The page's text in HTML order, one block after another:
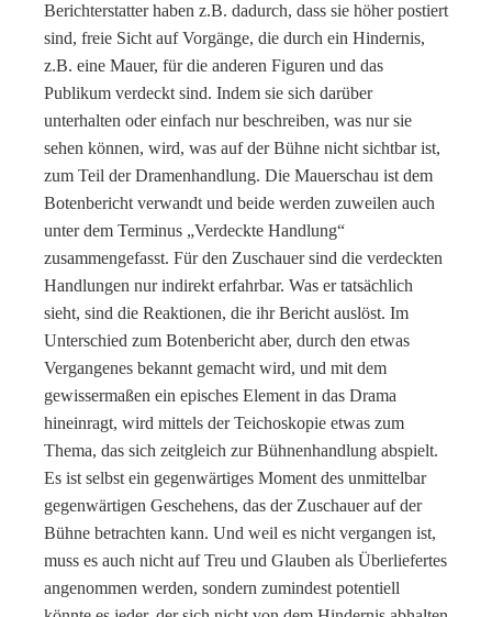
Berichterstatter haben z.B. dadurch, dass sie höher postiert
sind, freie Sicht auf Vorgänge, die durch ein Hindernis,
z.B. eine Mauer, für die anderen Figuren und das
Publikum verdeckt sind. Indem sie sich darüber
unterhalten oder einfach nur beschreiben, was nur sie
sehen können, wird, was auf der Bühne nicht sichtbar ist,
zum Teil der Dramenhandlung. Die Mauerschau ist dem
Botenbericht verwandt und beide werden zuweilen auch
unter dem Terminus „Verdeckte Handlung“
zusammengefasst. Für den Zuschauer sind die verdeckten
Handlungen nur indirekt erfahrbar. Was er tatsächlich
sieht, sind die Reaktionen, die ihr Bericht auslöst. Im
Unterschied zum Botenbericht aber, durch den etwas
Vergangenes bekannt gemacht wird, und mit dem
gewissermaßen ein episches Element in das Drama
hineinragt, wird mittels der Teichoskopie etwas zum
Thema, das sich zeitgleich zur Bühnenhandlung abspielt.
Es ist selbst ein gegenwärtiges Moment des unmittelbar
gegenwärtigen Geschehens, das der Zuschauer auf der
Bühne betrachten kann. Und weil es nicht vergangen ist,
muss es auch nicht auf Treu und Glauben als Überliefertes
angenommen werden, sondern zumindest potentiell